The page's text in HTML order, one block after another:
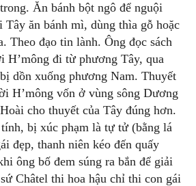
Ăn bánh bột ngô để nguội
Tây ăn bánh mì, dùng thìa gỗ hoặc
Theo đạo tin lành. Ông đọc sách
H’mông đi từ phương Tây, qua
dồn xuống phương Nam. Thuyết
H’mông vốn ở vùng sông Dương
cho thuyết của Tây đúng hơn.
bị xúc phạm là tự tử (bằng lá
đẹp, thanh niên kéo đến quấy
ông bố đem súng ra bắn để giải
Châtel thi hoa hậu chỉ thi con gái